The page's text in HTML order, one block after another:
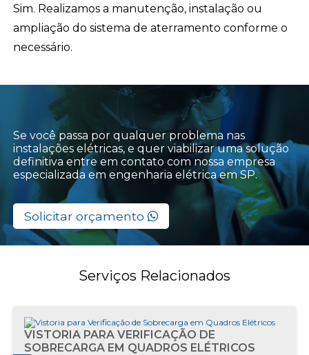
Sim. Realizamos a manutenção, instalação ou
ampliação do sistema de aterramento conforme o
necessário.
Se você passa por qualquer problema nas
instalações elétricas, e quer viabilizar uma solução
definitiva entre em contato com nossa empresa
especializada em engenharia elétrica em SP.
Solicitar orçamento
Serviços Relacionados
VISTORIA PARA VERIFICAÇÃO DE
SOBRECARGA EM QUADROS ELÉTRICOS